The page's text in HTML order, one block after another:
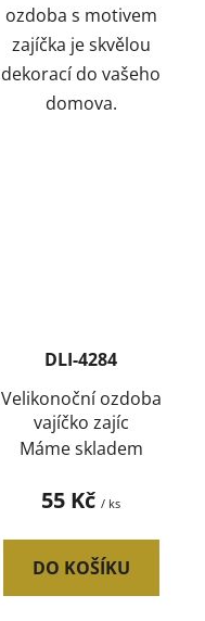
ozdoba s motivem
zajíčka je skvělou
dekorací do vašeho
domova.
DLI-4284
Velikonoční ozdoba
vajíčko zajíc
Máme skladem
55 Kč / ks
DO KOŠÍKU